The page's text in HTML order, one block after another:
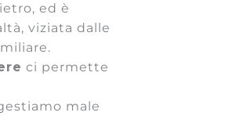
ed è
viziata dalle
ci permette
male